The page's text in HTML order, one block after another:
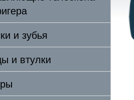
и зубья
и втулки